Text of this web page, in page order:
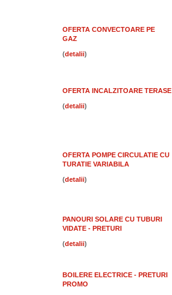
OFERTA CONVECTOARE PE
GAZ
( )
OFERTA INCALZITOARE TERASE
( )
OFERTA POMPE CIRCULATIE CU
TURATIE VARIABILA
( )
PANOURI SOLARE CU TUBURI
VIDATE - PRETURI
( )
BOILERE ELECTRICE - PRETURI
PROMO